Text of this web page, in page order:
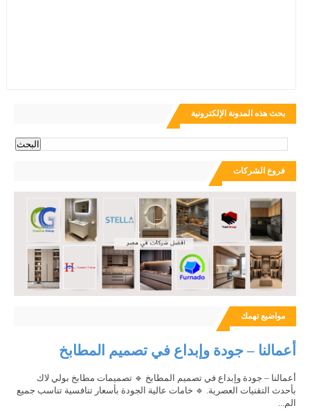
بحث هذه المدونة الإلكترونية
فروع الشركات
مواضيع تهمك
أعمالنا – جودة وإبداع في تصميم المطابخ
أعمالنا – جودة وإبداع في تصميم المطابخ 🔹 تصميمات مطابخ بولي لاك
بأحدث التقنيات العصرية. 🔹 خامات عالية الجودة بأسعار تنافسية تناسب جميع
الم...